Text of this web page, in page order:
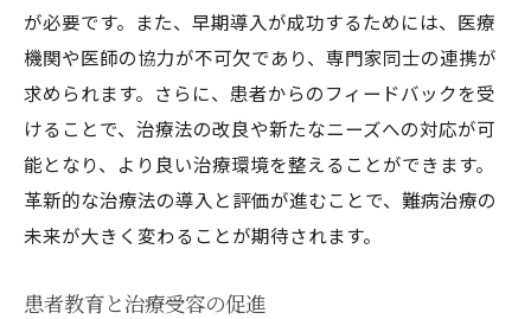
が必要です。また、早期導入が成功するためには、医療
機関や医師の協力が不可欠であり、専門家同士の連携が
求められます。さらに、患者からのフィードバックを受
けることで、治療法の改良や新たなニーズへの対応が可
能となり、より良い治療環境を整えることができます。
革新的な治療法の導入と評価が進むことで、難病治療の
未来が大きく変わることが期待されます。
患者教育と治療受容の促進